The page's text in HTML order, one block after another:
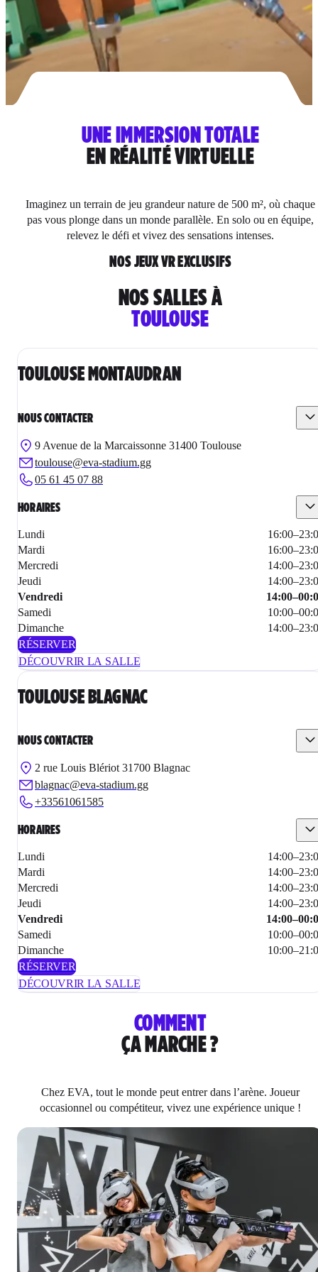
UNE IMMERSION TOTALE
EN RÉALITÉ VIRTUELLE
Imaginez un terrain de jeu grandeur nature de 500 m², où chaque
pas vous plonge dans un monde parallèle. En solo ou en équipe,
relevez le défi et vivez des sensations intenses.
NOS JEUX VR EXCLUSIFS
NOS SALLES À
TOULOUSE
TOULOUSE MONTAUDRAN
NOUS CONTACTER
9 Avenue de la Marcaissonne 31400 Toulouse
toulouse@eva-stadium.gg
05 61 45 07 88
HORAIRES
Lundi 16:00–
Mardi
16:00–
Mercredi
14:00–
Jeudi
14:00–
Vendredi
14:00–
Samedi
10:00–
Dimanche
14:00–
RÉSERVER
DÉCOUVRIR LA SALLE
TOULOUSE BLAGNAC
NOUS CONTACTER
2 rue Louis Blériot 31700 Blagnac
blagnac@eva-stadium.gg
+33561061585
HORAIRES
Lundi 14:00–
Mardi
14:00–
Mercredi
14:00–
Jeudi
14:00–
Vendredi
14:00–
Samedi
10:00–
Dimanche
10:00–
RÉSERVER
DÉCOUVRIR LA SALLE
COMMENT
ÇA MARCHE ?
Chez EVA, tout le monde peut entrer dans l’arène. Joueur
occasionnel ou compétiteur, vivez une expérience unique !